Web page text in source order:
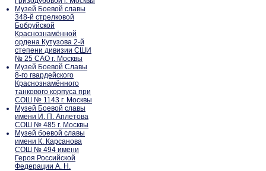
Музей Боевой славы
348-й стрелковой
Бобруйской
Краснознамённой
ордена Кутузова 2-й
степени дивизии СШИ
№ 25 САО г. Москвы
Музей Боевой Славы
8-го гвардейского
Краснознамённого
танкового корпуса при
СОШ № 1143 г. Москвы
Музей Боевой славы
имени И. П. Аплетова
СОШ № 485 г. Москвы
Музей боевой славы
имени К. Карсанова
СОШ № 494 имени
Героя Российской
Федерации А. Н.